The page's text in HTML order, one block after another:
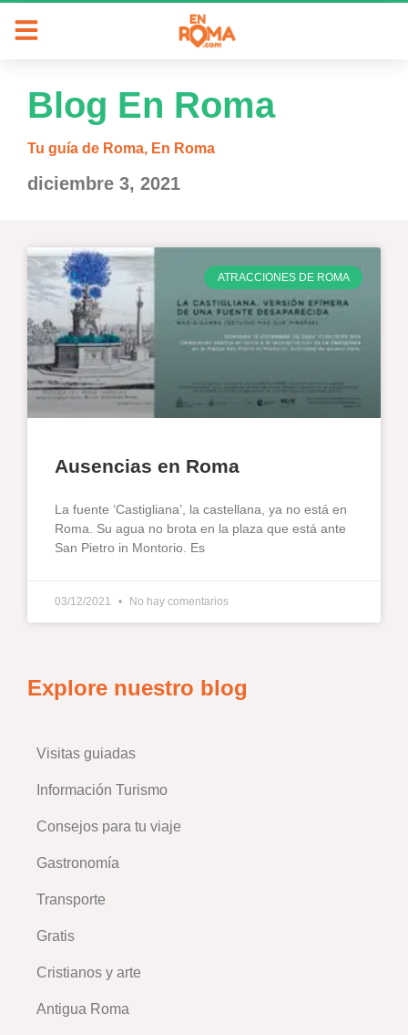
Blog En Roma
Tu guía de Roma, En Roma
diciembre 3, 2021
ATRACCIONES DE ROMA
Ausencias en Roma
La fuente ‘Castigliana’, la castellana, ya no está en
Roma. Su agua no brota en la plaza que está ante
San Pietro in Montorio. Es
03/12/2021 No hay comentarios
Explore nuestro blog
Visitas guiadas
–
Información Turismo
Consejos para tu viaje
–
Gastronomía
Transporte
Gratis
Cristianos y arte
Antigua Roma